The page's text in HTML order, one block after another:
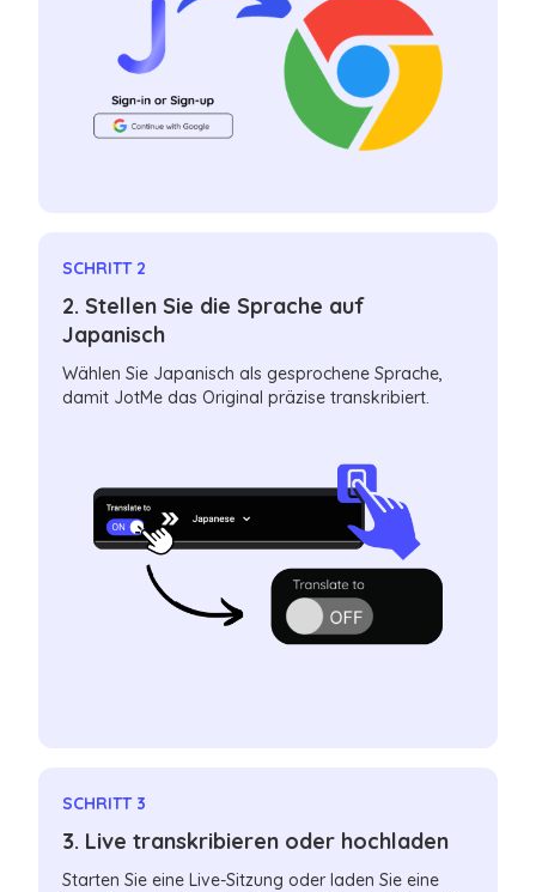
SCHRITT 2
2. Stellen Sie die Sprache auf
Japanisch
Wählen Sie Japanisch als gesprochene Sprache,
damit JotMe das Original präzise transkribiert.
SCHRITT 3
3. Live transkribieren oder hochladen
Starten Sie eine Live-Sitzung oder laden Sie eine